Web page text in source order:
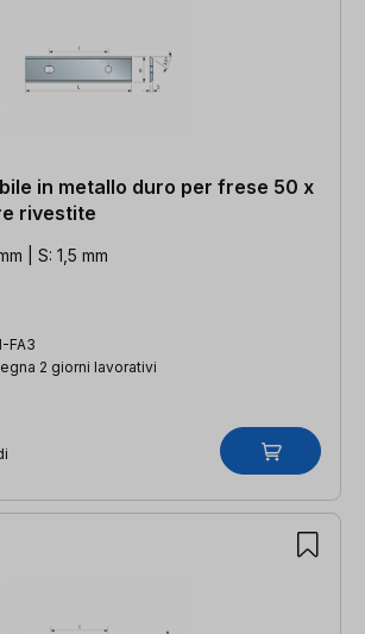
in metallo duro per frese 50 x
rivestite
| S: 1,5 mm
FA3
2 giorni lavorativi